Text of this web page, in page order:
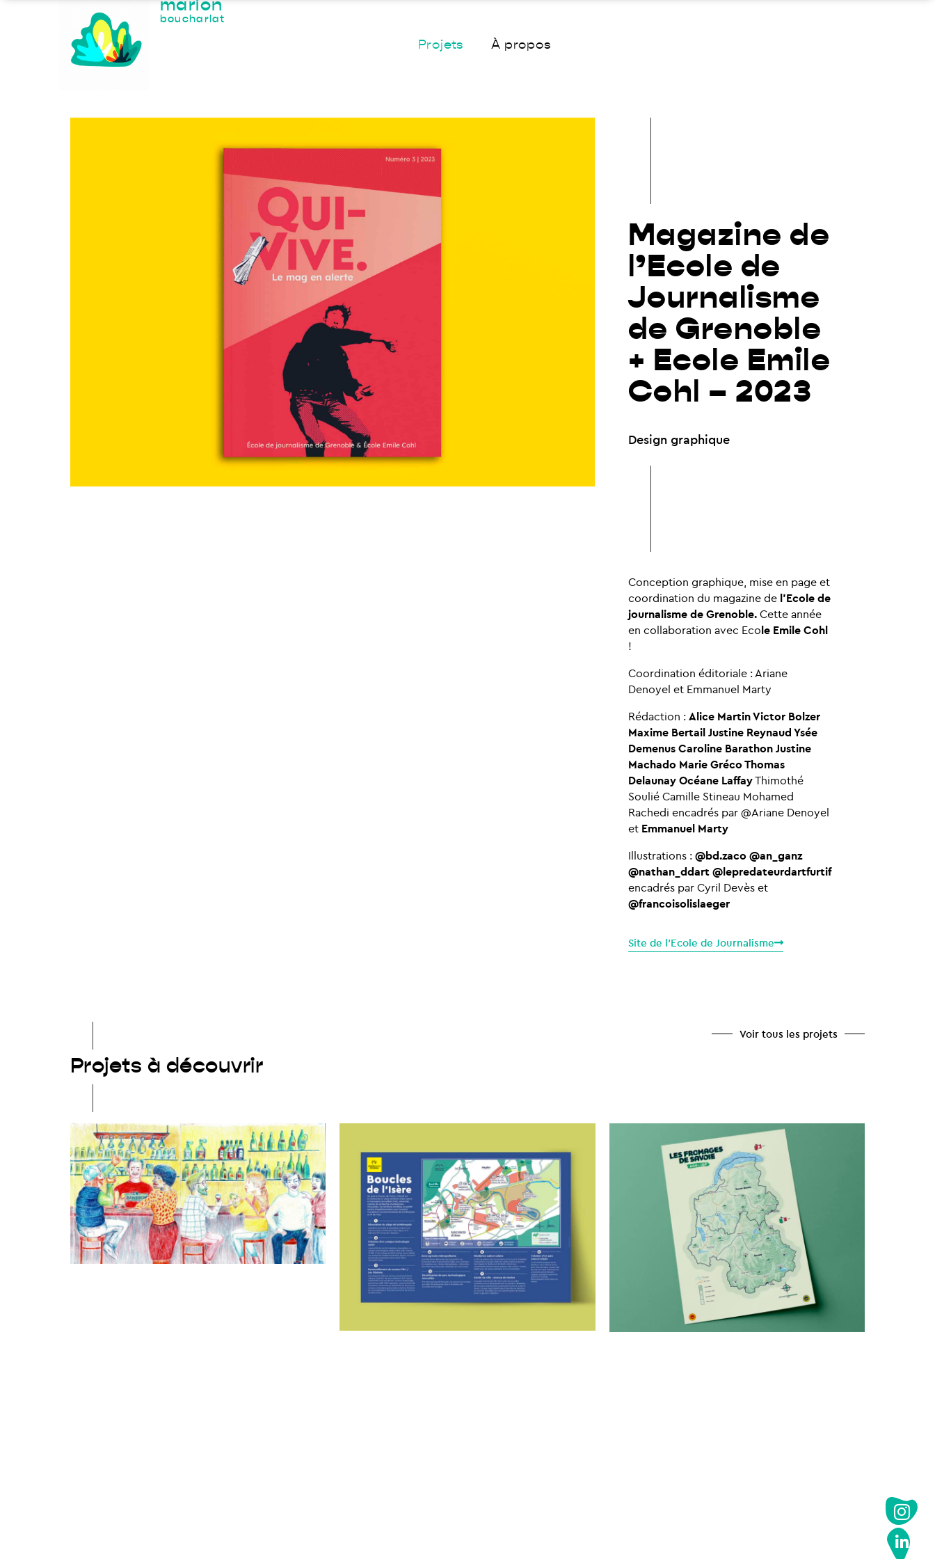
marion
boucharlat
Projets À propos
Magazine de
l’Ecole de
Journalisme
de Grenoble
+ Ecole Emile
Cohl – 2023
Design graphique
Conception graphique, mise en page et
coordination du magazine de l’Ecole de
journalisme de Grenoble. Cette année
en collaboration avec Ecole Emile Cohl
!
Coordination éditoriale : Ariane
Denoyel et Emmanuel Marty
Rédaction : Alice MartinVictor Bolzer
Maxime Bertail Justine Reynaud Ysée
Demenus Caroline Barathon Justine
Machado Marie Gréco Thomas
Delaunay Océane LaffayThimothé
Soulié Camille Stineau Mohamed
Rachedi encadrés par @Ariane Denoyel
et Emmanuel Marty
Illustrations : @bd.zaco @an_ganz
@nathan_ddart @lepredateurdartfurtif
encadrés par Cyril Devès et
@francoisolislaeger
Site de l'Ecole de Journalisme
Projets à découvrir
Voir tous les projets